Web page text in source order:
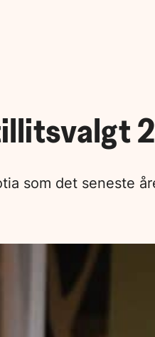
som det seneste